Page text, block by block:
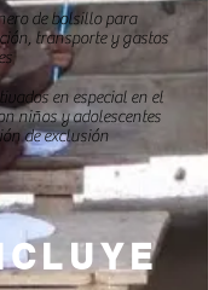
de bolsillo para
transporte y gastos
en especial en el
niños y adolescentes
de exclusión